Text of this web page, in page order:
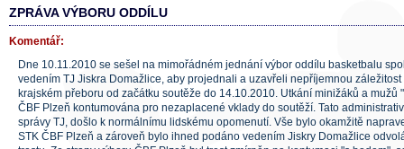
ZPRÁVA VÝBORU ODDÍLU
Komentář:
Dne 10.11.2010 se sešel na mimořádném jednání výbor oddílu basketbalu
vedením TJ Jiskra Domažlice, aby projednali a uzavřeli nepříjemnou
krajském přeboru od začátku soutěže do 14.10.2010. Utkání minižáků a mužů
ČBF Plzeň kontumována pro nezaplacené vklady do soutěží. Tato
správy TJ, došlo k normálnímu lidskému opomenutí. Vše bylo okamžitě
STK ČBF Plzeň a zároveň bylo ihned podáno vedením Jiskry Domažlice